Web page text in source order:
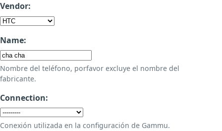
Vendor:
Name:
Nombre del teléfono, porfavor excluye el nombre del
fabricante.
Connection:
Conexión utilizada en la configuración de Gammu.